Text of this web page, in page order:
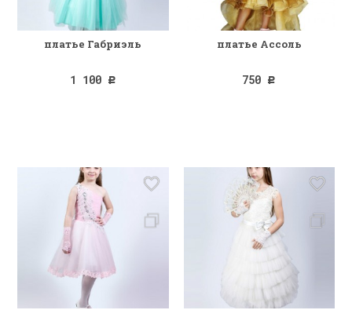
платье Габриэль
1 100 Р
платье Ассоль
750 Р